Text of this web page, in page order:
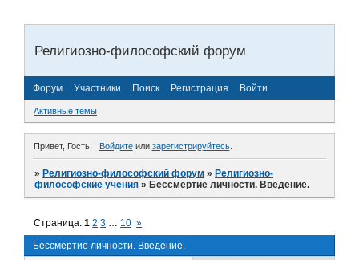
Религиозно-философский форум
Форум Участники Поиск Регистрация Войти
Активные темы
Привет, Гость! Войдитеили зарегистрируйтесь.
»Религиозно-философский форум »Религиозно-
философские учения »Бессмертие личности. Введение.
Бессмертие личности. Введение.
Страница:1 2 3 … 10 »